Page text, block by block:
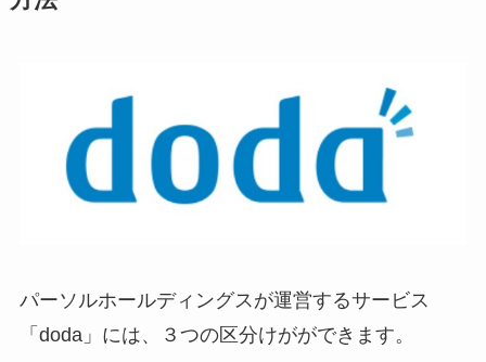
パーソルホールディングスが運営するサービス
「doda」には、３つの区分けがができます。